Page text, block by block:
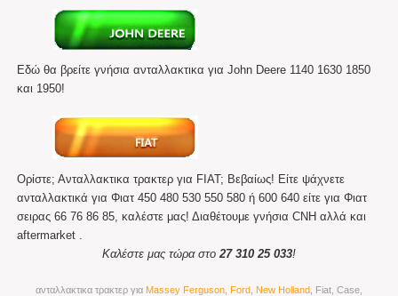
Εδώ θα βρείτε γνήσια ανταλλακτικα για John Deere 1140 1630 1850
και 1950!
Ορίστε; Ανταλλακτικα τρακτερ για FIAT; Βεβαίως! Eίτε ψάχνετε
ανταλλακτικά για Φιατ 450 480 530 550 580 ή 600 640 είτε για Φιατ
σειρας 66 76 86 85, καλέστε μας! Διαθέτουμε γνήσια CNH αλλά και
aftermarket .
Καλέστε μας τώρα στο 27 310 25 033!
ανταλλακτικα τρακτερ για Massey Ferguson Ford New Holland , Fiat, Case,